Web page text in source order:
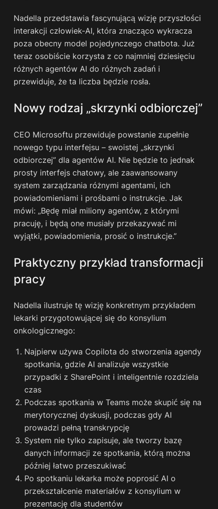
Nadella przedstawia fascynującą wizję przyszłości
interakcji człowiek-AI, która znacząco wykracza
poza obecny model pojedynczego chatbota. Już
teraz osobiście korzysta z co najmniej dziesięciu
różnych agentów AI do różnych zadań i
przewiduje, że ta liczba będzie rosła.
Nowy rodzaj „skrzynki odbiorczej”
CEO Microsoftu przewiduje powstanie zupełnie
nowego typu interfejsu – swoistej „skrzynki
odbiorczej” dla agentów AI. Nie będzie to jednak
prosty interfejs chatowy, ale zaawansowany
system zarządzania różnymi agentami, ich
powiadomieniami i prośbami o instrukcje. Jak
mówi: „Będę miał miliony agentów, z którymi
pracuję, i będą one musiały przekazywać mi
wyjątki, powiadomienia, prosić o instrukcje.”
Praktyczny przykład transformacji
pracy
Nadella ilustruje tę wizję konkretnym przykładem
lekarki przygotowującej się do konsylium
onkologicznego:
Najpierw używa Copilota do stworzenia agendy
spotkania, gdzie AI analizuje wszystkie
przypadki z SharePoint i inteligentnie rozdziela
czas
Podczas spotkania w Teams może skupić się na
merytorycznej dyskusji, podczas gdy AI
prowadzi pełną transkrypcję
System nie tylko zapisuje, ale tworzy bazę
danych informacji ze spotkania, którą można
później łatwo przeszukiwać
Po spotkaniu lekarka może poprosić AI o
przekształcenie materiałów z konsylium w
prezentację dla studentów